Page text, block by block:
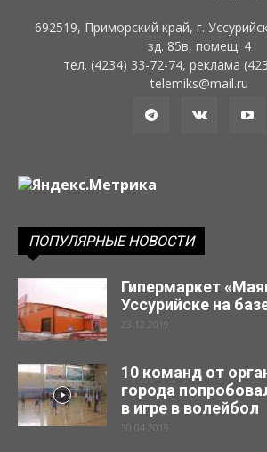
692519, Приморский край, г.
зд. 85в, помещ. 4
тел. (4234) 33-72-74, реклама
telemiks@mail.ru
ПОПУЛЯРНЫЕ НОВОСТИ
Гипермаркет
Уссурийске на
23.12.2019
10 команд от
города
в игре в волейбол
30.04.2019